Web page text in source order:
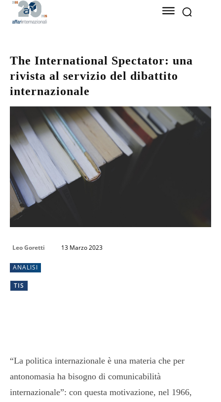
The International Spectator: una
rivista al servizio del dibattito
internazionale
Leo Goretti 13 Marzo 2023
ANALISI
TIS
“La politica internazionale è una materia che per
antonomasia ha bisogno di comunicabilità
internazionale”: con questa motivazione, nel 1966,